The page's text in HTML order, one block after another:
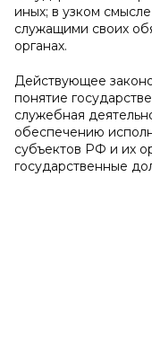
иных; в узком
служащими своих
органах.
Действующее
понятие
служебная
обеспечению
субъектов РФ и их
государственные